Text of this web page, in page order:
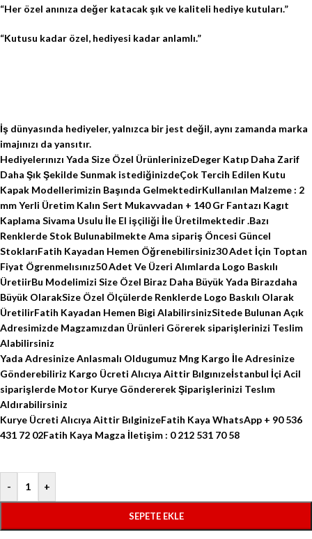
“Her özel anınıza değer katacak şık ve kaliteli hediye kutuları.”
“Kutusu kadar özel, hediyesi kadar anlamlı.”
İş dünyasında hediyeler, yalnızca bir jest değil, aynı zamanda marka
imajınızı da yansıtır.
Hediyelerınızı Yada Size Özel ÜrünlerinizeDeger Katıp Daha Zarif
Daha Şık Şekilde Sunmak istediğinizdeÇok Tercih Edilen Kutu
Kapak Modellerimizin Başında GelmektedirKullanılan Malzeme : 2
mm Yerli Üretim Kalın Sert Mukavvadan + 140 Gr Fantazı Kagıt
Kaplama Sivama Usulu İle El işçiliği İle Üretilmektedir .Bazı
Renklerde Stok Bulunabilmekte Ama sipariş Öncesi Güncel
StoklarıFatih Kayadan Hemen Öğrenebilirsiniz30 Adet İçin Toptan
Fiyat Ögrenmelısınız50 Adet Ve Üzeri Alımlarda Logo Baskılı
ÜretiirBu Modelimizi Size Özel Biraz Daha Büyük Yada Birazdaha
Büyük OlarakSize Özel Ölçülerde Renklerde Logo Baskılı Olarak
ÜretilirFatih Kayadan Hemen Bigi AlabilirsinizSitede Bulunan Açık
Adresimizde Magzamızdan Ürünleri Görerek siparişlerinizi Teslim
Alabilirsiniz
Yada Adresinize Anlasmalı Oldugumuz Mng Kargo İle Adresinize
Gönderebiliriz Kargo Ücreti Alıcıya Aittir Bılgınızeİstanbul İçi Acil
siparişlerde Motor Kurye Göndererek Şiparişlerinizi Teslım
Aldırabilirsiniz
Kurye Ücreti Alıcıya Aittir BılginizeFatih Kaya WhatsApp + 90 536
431 72 02Fatih Kaya Magza İletişim : 0 212 531 70 58
- +
SEPETE EKLE